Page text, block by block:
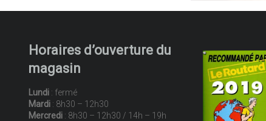
Horaires d’ouverture du
magasin
Lundi: fermé
Mardi: 8h30 – 12h30
Mercredi: 8h30 – 12h30 / 14h – 19h